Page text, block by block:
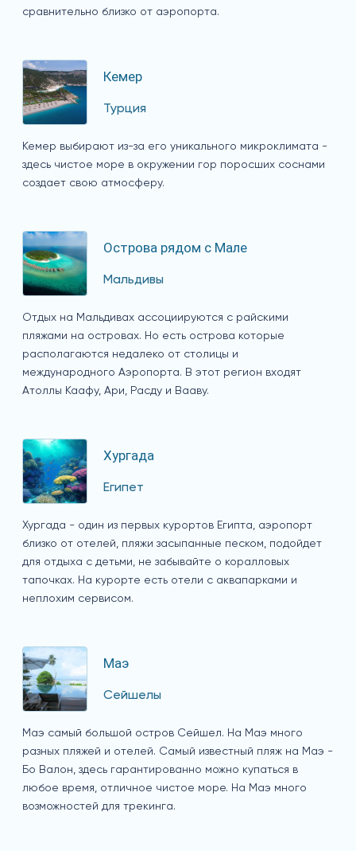
сравнительно близко от аэропорта.
Кемер
Турция
Кемер выбирают из-за его уникального микроклимата -
здесь чистое море в окружении гор поросших соснами
создает свою атмосферу.
Острова рядом с Мале
Мальдивы
Отдых на Мальдивах ассоциируются с райскими
пляжами на островах. Но есть острова которые
располагаются недалеко от столицы и
международного Аэропорта. В этот регион входят
Атоллы Каафу, Ари, Расду и Вааву.
Хургада
Египет
Хургада - один из первых курортов Египта, аэропорт
близко от отелей, пляжи засыпанные песком, подойдет
для отдыха с детьми, не забывайте о коралловых
тапочках. На курорте есть отели с аквапарками и
неплохим сервисом.
Маэ
Сейшелы
Маэ самый большой остров Сейшел. На Маэ много
разных пляжей и отелей. Самый известный пляж на Маэ -
Бо Валон, здесь гарантированно можно купаться в
любое время, отличное чистое море. На Маэ много
возможностей для трекинга.